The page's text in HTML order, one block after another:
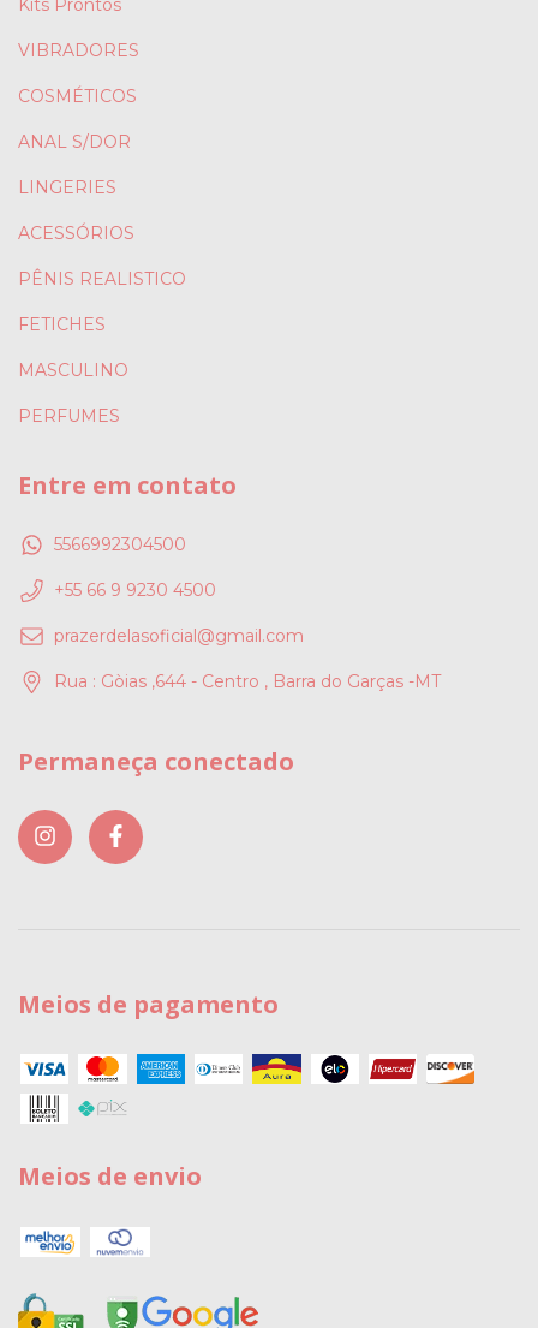
Kits Prontos
VIBRADORES
COSMÉTICOS
ANAL S/DOR
LINGERIES
ACESSÓRIOS
PÊNIS REALISTICO
FETICHES
MASCULINO
PERFUMES
Entre em contato
5566992304500
+55 66 9 9230 4500
prazerdelasoficial@gmail.com
Rua : Gòias ,644 - Centro , Barra do Garças -MT
Permaneça conectado
Meios de pagamento
Meios de envio